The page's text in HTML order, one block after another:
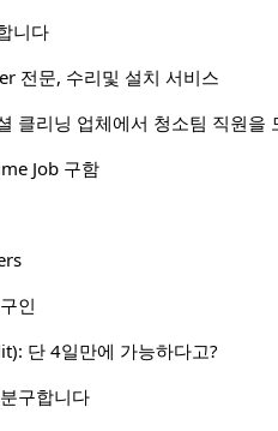
니다
전문, 수리및 설치 서비스
클리닝 업체에서 청소팀 직원을
Job 구함
인
단 4일만에 가능하다고?
구합니다